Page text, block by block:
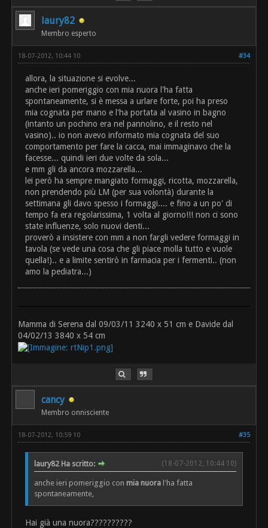
laury82
Membro esperto
#34
18-07-2012, 10:44 10
allora, la situazione si evolve...
anche ieri pomeriggio con mia nuora l'ha fatta
spontaneamente, si è messa a urlare forte, poi ha preso
mia cognata per mano e l'ha portata al vasino in bagno
(intanto un pochino era nel pannolino, e il resto nel
vasino).. io non avevo informato mia cognata del suo
comportamento per fare la cacca, mai immaginavo che la
facesse... quindi ieri due volte da sola...
e mm gli da ancora mozzarella...
lei però ha sempre mangiato formaggi, ricotta, mozzarella,
non prendendo più LM (per sua volontà) durante la
settimana gli davo spesso i formaggi.... e fino a un po' di
tempo fa era regolarissima, 1 volta al giorno!!! non ci sono
state influenze, solo nuovi denti...
proverò a insistere con mm a non fargli vedere formaggi in
tavola (se vede una cosa che gli piace molla tutto e vuole
quella!).. e a limite sentirò in farmacia per i fermenti.. (non
amo la pediatra...)
Mamma di Serena dal 09/03/11 3240 x 51 cm e Davide dal
04/02/13 3840 x 54 cm
cancy
Membro onnisciente
#35
18-07-2012, 10:59 10
(18-07-2012, 10:44 10)
laury82 Ha scritto:
anche ieri pomeriggio con mia nuora l'ha fatta
spontaneamente,
Hai già una nuora??????????